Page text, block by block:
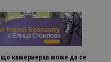
камериерка може да се